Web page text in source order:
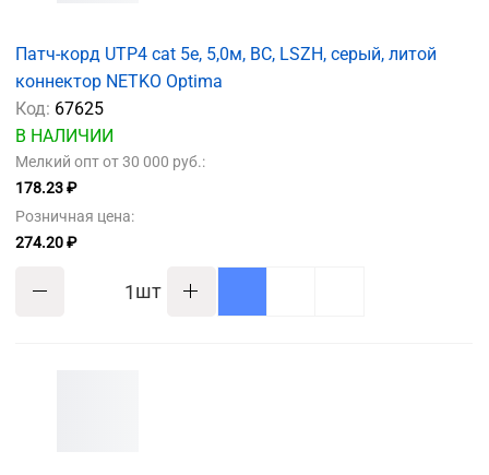
Патч-корд UTP4 cat 5е, 5,0м, BC, LSZH, серый, литой
коннектор NETKO Optima
Код: 67625
В НАЛИЧИИ
Мелкий опт от 30 000 руб.:
178.23 ₽
Розничная цена:
274.20 ₽
шт